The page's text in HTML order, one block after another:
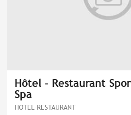
Hôtel - Restaurant
Spa
HOTEL-RESTAURANT